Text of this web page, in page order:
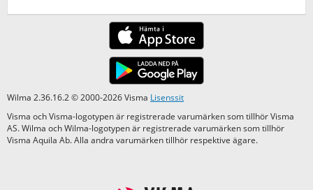
Wilma 2.36.16.2 © 2000-2026 Visma Lisenssit
Visma och Visma-logotypen är registrerade varumärken som tillhör Visma
AS. Wilma och Wilma-logotypen är registrerade varumärken som tillhör
Visma Aquila Ab. Alla andra varumärken tillhör respektive ägare.